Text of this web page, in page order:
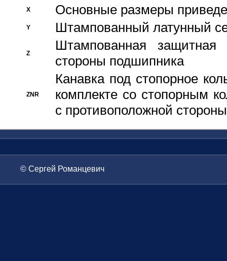
X Основные размеры
Y Штампованный латунный
Z
Штампованная
стороны подшипника
ZNR
Канавка под стопорное
комплекте со стопорным
с противоположной стороны
© Сергей Романцевич